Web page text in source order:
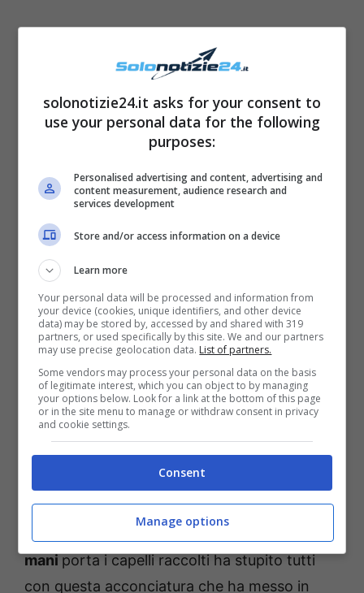
L’attrice ha postato uno scatto sul suo profilo
Instagram e subito i suoi followers hanno
notato una somiglianza impressionante con
“Magda di bianco rosso e verdone” come le
ha scritto un fan. La bellissima Matilde
somiglia molto all’attriceIrina Sanpiter
celebre per aver interpretato la moglie di
Furio, famoso personaggio creato e portato
in scena daCarlo Verdone
rosso e Verdone” del 1981.
mani porta i capelli raccolti ha stupito tutti
con questa acconciatura che ha messo in
solonotizie24.it asks for your consent to
use your personal data for the following
purposes:
Personalised advertising and content, advertising and
content measurement, audience research and
services development
Store and/or access information on a device
Learn more
Your personal data will be processed and information from
your device (cookies, unique identifiers, and other device
data) may be stored by, accessed by and shared with 319
partners, or used specifically by this site. We and our partners
may use precise geolocation data. List of partners.
Some vendors may process your personal data on the basis
of legitimate interest, which you can object to by managing
your options below. Look for a link at the bottom of this page
or in the site menu to manage or withdraw consent in privacy
and cookie settings.
Consent
Manage options